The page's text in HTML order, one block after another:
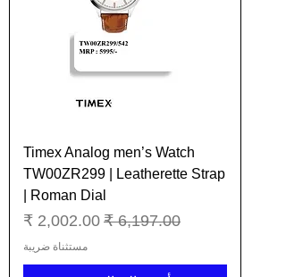
Timex Analog men’s Watch
TW00ZR299 | Leatherette Strap
| Roman Dial
سعر عادي سعر البيع
مستثناة ضريبة